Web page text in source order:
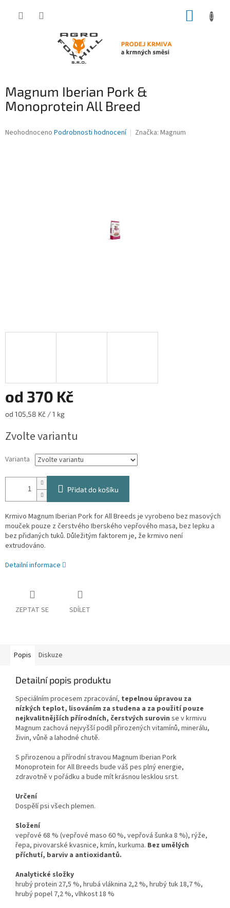
Magnum Iberian Pork &
Monoprotein All Breed
Průměrné
Neohodnoceno Podrobnosti hodnocení Značka: Magnum
od 370 Kč
Měrná
od 105,58 Kč / 1 kg
Zvolte variantu
Varianta
Přidat do košíku
Krmivo Magnum Iberian Pork for All Breeds je vyrobeno bez masových
mouček pouze z čerstvého Iberského vepřového masa, bez lepku a
bez přidaných tuků. Důležitým faktorem je, že krmivo není
extrudováno.
Detailní informace
ZEPTAT SE SDÍLET
Popis Diskuze
Detailní popis produktu
Speciálním procesem zpracování, tepelnou úpravou za
nízkých teplot, lisováním za studena a za použití pouze
nejkvalitnějších přírodních, čerstvých surovin se v krmivu
Magnum zachová nejvyšší podíl přirozených vitamínů, minerálu,
živin, vůně a lahodné chutě.
S přirozenou a přírodní stravou Magnum Iberian Pork
Monoprotein for All Breeds bude váš pes plný energie,
zdravotně v pořádku a bude mít krásnou lesklou srst.
Určení
Dospělí psi všech plemen.
Složení
vepřové 68 % (vepřové maso 60 %, vepřová šunka 8 %), rýže,
řepa, pivovarské kvasnice, kmín, kurkuma. Bez umělých
příchutí, barviv a antioxidantů.
Analytické složky
hrubý protein 27,5 %, hrubá vláknina 2,2 %, hrubý tuk 18,7 %,
hrubý popel 7,2 %, vlhkost 18 %